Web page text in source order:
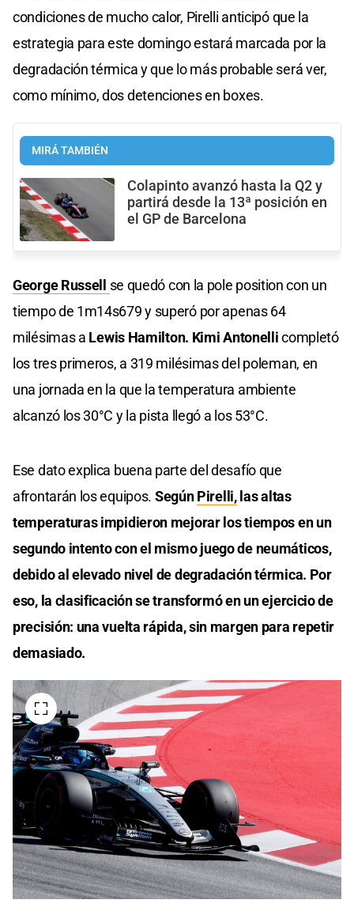
condiciones de mucho calor, Pirelli anticipó que la
estrategia para este domingo estará marcada por la
degradación térmica y que lo más probable será ver,
como mínimo, dos detenciones en boxes.
MIRÁ TAMBIÉN
Colapinto avanzó hasta la Q2 y
partirá desde la 13ª posición en
el GP de Barcelona
George Russell se quedó con la pole position con un
tiempo de 1m14s679 y superó por apenas 64
milésimas a Lewis Hamilton. Kimi Antonellicompletó
los tres primeros, a 319 milésimas del poleman, en
una jornada en la que la temperatura ambiente
alcanzó los 30°C y la pista llegó a los 53°C.
Ese dato explica buena parte del desafío que
afrontarán los equipos. SegúnPirelli,las altas
temperaturas impidieron mejorar los tiempos en un
segundo intento con el mismo juego de neumáticos,
debido al elevado nivel de degradación térmica. Por
eso, la clasificación se transformó en un ejercicio de
precisión: una vuelta rápida, sin margen para repetir
demasiado.